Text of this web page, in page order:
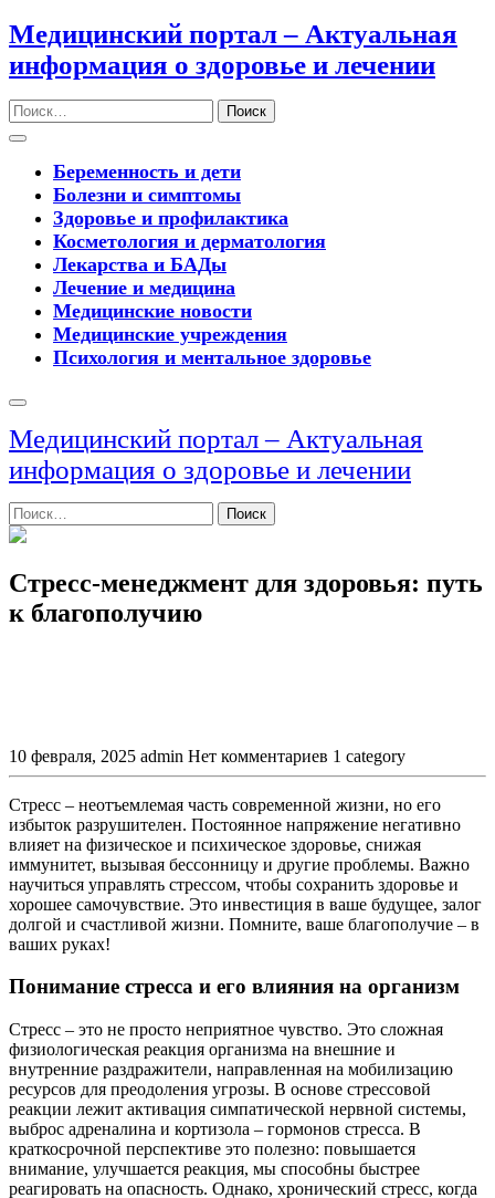
Перейти
к
содержимому
Медицинский портал – Актуальная
информация о здоровье и лечении
Поиск
Кнопка
ОткрытьБеременность и дети
Болезни и симптомы
Здоровье и профилактика
Косметология и дерматология
Лекарства и БАДы
Лечение и медицина
Медицинские новости
Медицинские учреждения
Психология и ментальное здоровье
Кнопка
Медицинский портал – Актуальная
информация о здоровье и лечении
Поиск
Стресс-менеджмент для здоровья: путь
к благополучию
10 февраля, 2025 admin Нет комментариев 1 category
Стресс – неотъемлемая часть современной жизни, но его
избыток разрушителен. Постоянное напряжение негативно
влияет на физическое и психическое здоровье, снижая
иммунитет, вызывая бессонницу и другие проблемы. Важно
научиться управлять стрессом, чтобы сохранить здоровье и
хорошее самочувствие. Это инвестиция в ваше будущее, залог
долгой и счастливой жизни. Помните, ваше благополучие – в
ваших руках!
Понимание стресса и его влияния на организм
Стресс – это не просто неприятное чувство. Это сложная
физиологическая реакция организма на внешние и
внутренние раздражители, направленная на мобилизацию
ресурсов для преодоления угрозы. В основе стрессовой
реакции лежит активация симпатической нервной системы,
выброс адреналина и кортизола – гормонов стресса. В
краткосрочной перспективе это полезно: повышается
внимание, улучшается реакция, мы способны быстрее
реагировать на опасность. Однако, хронический стресс, когда